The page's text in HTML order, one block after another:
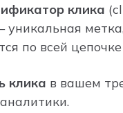
клика
уникальная
по всей
клика в вашем